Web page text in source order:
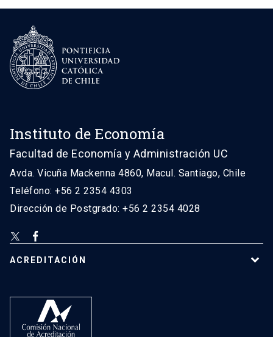
Instituto de Economía
Facultad de Economía y Administración UC
Avda. Vicuña Mackenna 4860, Macul. Santiago, Chile
Teléfono: +56 2 2354 4303
Dirección de Postgrado: +56 2 2354 4028
ACREDITACIÓN